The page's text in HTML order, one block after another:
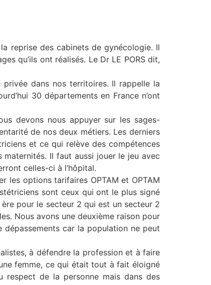
reprise des cabinets de gynécologie. Il
qu’ils ont réalisés. Le Dr LE PORS dit,
dans nos territoires. Il rappelle la
30 départements en France n’ont
devons nous appuyer sur les sages-
de nos deux métiers. Les derniers
et ce qui relève des compétences
Il faut aussi jouer le jeu avec
celles-ci à l’hôpital.
les options tarifaires OPTAM et OPTAM
sont ceux qui ont le plus signé
pour le secteur 2 qui est un secteur 2
Nous avons une deuxième raison pour
car la population ne peut
à défendre la profession et à faire
femme, ce qui était tout à fait éloigné
de la personne mais dans des